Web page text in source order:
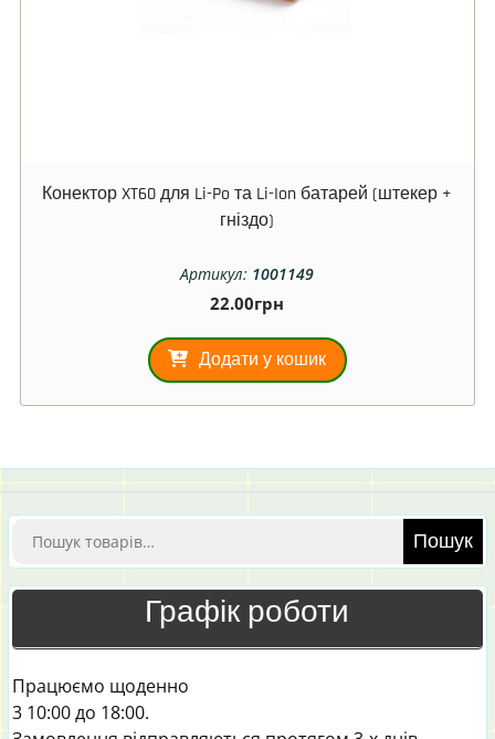
Конектор XT60 для Li-Po та Li-Ion батарей (штекер +
гніздо)
Артикул: 1001149
22.00грн
Додати у кошик
Шукати: Пошук
Графік роботи
Працюємо щоденно
3 10:00 до 18:00.